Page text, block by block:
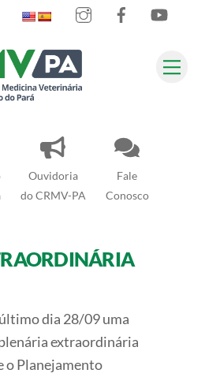
Ouvidoria
do CRMV-PA
Fale
Conosco
InstagramFacebook
dia 28/09 uma
extraordinária
o Planejamento